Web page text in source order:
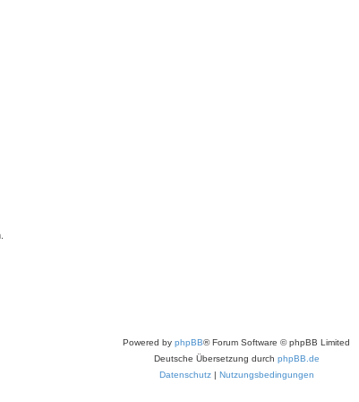
Powered by phpBB® Forum Software © phpBB Limited
Deutsche Übersetzung durch phpBB.de
Datenschutz| Nutzungsbedingungen